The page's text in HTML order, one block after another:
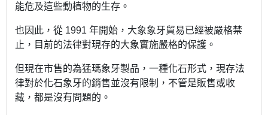
能危及這些動植物的生存。
也因此，從 1991 年開始，大象象牙貿易已經被嚴格禁
止，目前的法律對現存的大象實施嚴格的保護。
但現在市售的為猛瑪象牙製品，一種化石形式，現存法
律對於化石象牙的銷售並沒有限制，不管是販售或收
藏，都是沒有問題的。